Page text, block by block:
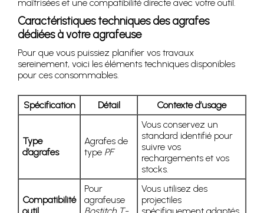
maîtrisées et une compatibilité directe avec votre outil.
Caractéristiques techniques des agrafes
dédiées à votre agrafeuse
Pour que vous puissiez planifier vos travaux
sereinement, voici les éléments techniques disponibles
pour ces consommables.
Spécification Détail Contexte d’usage
Type
d’agrafes
Agrafes de
type PF
Vous conservez un
standard identifié pour
suivre vos
rechargements et vos
stocks.
Compatibilité
Pour
agrafeuse
Vous utilisez des
projectiles